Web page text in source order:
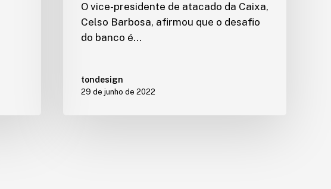
O vice-presidente de atacado da Caixa,
Celso Barbosa, afirmou que o desafio
do banco é…
tondesign
29 de junho de 2022